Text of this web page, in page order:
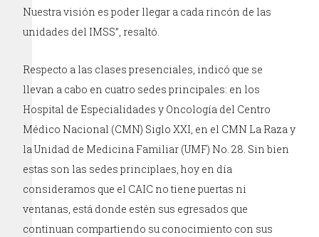
Nuestra visión es poder llegar a cada rincón de las
unidades del IMSS”, resaltó.
Respecto a las clases presenciales, indicó que se
llevan a cabo en cuatro sedes principales: en los
Hospital de Especialidades y Oncología del Centro
Médico Nacional (CMN) Siglo XXI, en el CMN La Raza y
la Unidad de Medicina Familiar (UMF) No. 28. Sin bien
estas son las sedes principlaes, hoy en día
consideramos que el CAIC no tiene puertas ni
ventanas, está donde estén sus egresados que
continuan compartiendo su conocimiento con sus